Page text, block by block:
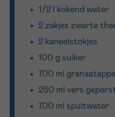
1/2 l kokend water
2 zakjes zwarte
2 kaneelstokjes
100 g suiker
700 ml
250 ml vers
700 ml spuitwater